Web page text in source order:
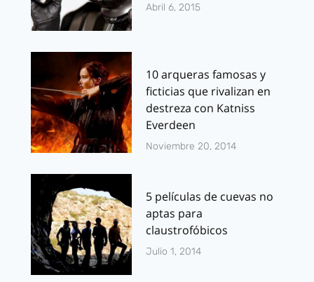
Abril 6, 2015
10 arqueras famosas y
ficticias que rivalizan en
destreza con Katniss
Everdeen
Noviembre 20, 2014
5 películas de cuevas no
aptas para
claustrofóbicos
Julio 1, 2014